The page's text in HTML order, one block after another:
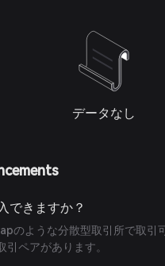
データなし
できますか？
のような分散型取引所で取引
引ペアがあります。